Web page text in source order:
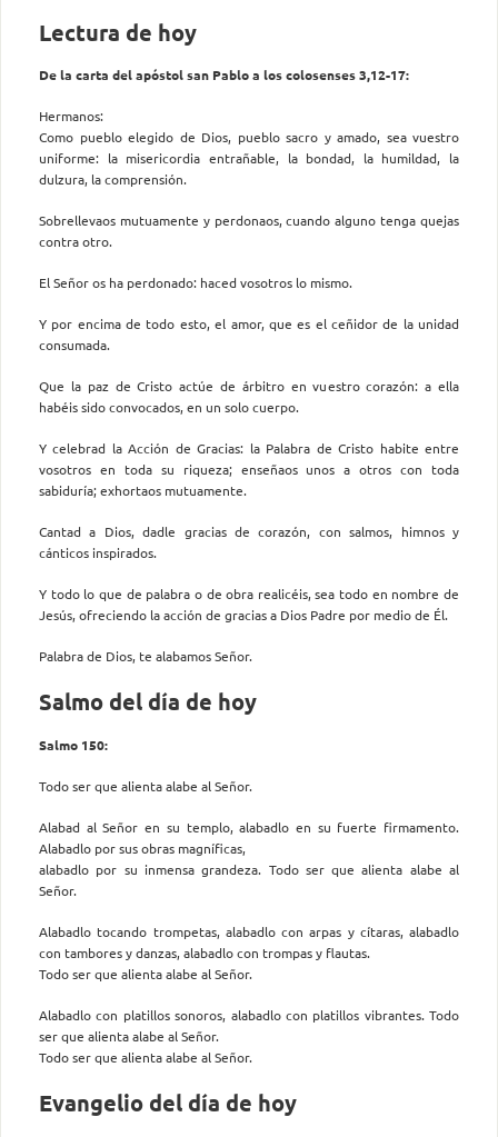
Lectura de hoy
De la carta del apóstol san Pablo a los colosenses 3,12-17:
Hermanos:
Como pueblo elegido de Dios, pueblo sacro y amado, sea vuestro
uniforme: la misericordia entrañable, la bondad, la humildad, la
dulzura, la comprensión.
Sobrellevaos mutuamente y perdonaos, cuando alguno tenga quejas
contra otro.
El Señor os ha perdonado: haced vosotros lo mismo.
Y por encima de todo esto, el amor, que es el ceñidor de la unidad
consumada.
Que la paz de Cristo actúe de árbitro en vuestro corazón: a ella
habéis sido convocados, en un solo cuerpo.
Y celebrad la Acción de Gracias: la Palabra de Cristo habite entre
vosotros en toda su riqueza; enseñaos unos a otros con toda
sabiduría; exhortaos mutuamente.
Cantad a Dios, dadle gracias de corazón, con salmos, himnos y
cánticos inspirados.
Y todo lo que de palabra o de obra realicéis, sea todo en nombre de
Jesús, ofreciendo la acción de gracias a Dios Padre por medio de Él.
Palabra de Dios, te alabamos Señor.
Salmo del día de hoy
Salmo 150:
Todo ser que alienta alabe al Señor.
Alabad al Señor en su templo, alabadlo en su fuerte firmamento.
Alabadlo por sus obras magníficas,
alabadlo por su inmensa grandeza. Todo ser que alienta alabe al
Señor.
Alabadlo tocando trompetas, alabadlo con arpas y cítaras, alabadlo
con tambores y danzas, alabadlo con trompas y flautas.
Todo ser que alienta alabe al Señor.
Alabadlo con platillos sonoros, alabadlo con platillos vibrantes. Todo
ser que alienta alabe al Señor.
Todo ser que alienta alabe al Señor.
Evangelio del día de hoy